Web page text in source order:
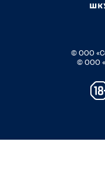
© ООО
© ООО